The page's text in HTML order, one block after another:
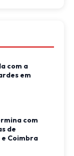
com a
em
com
de
Coimbra